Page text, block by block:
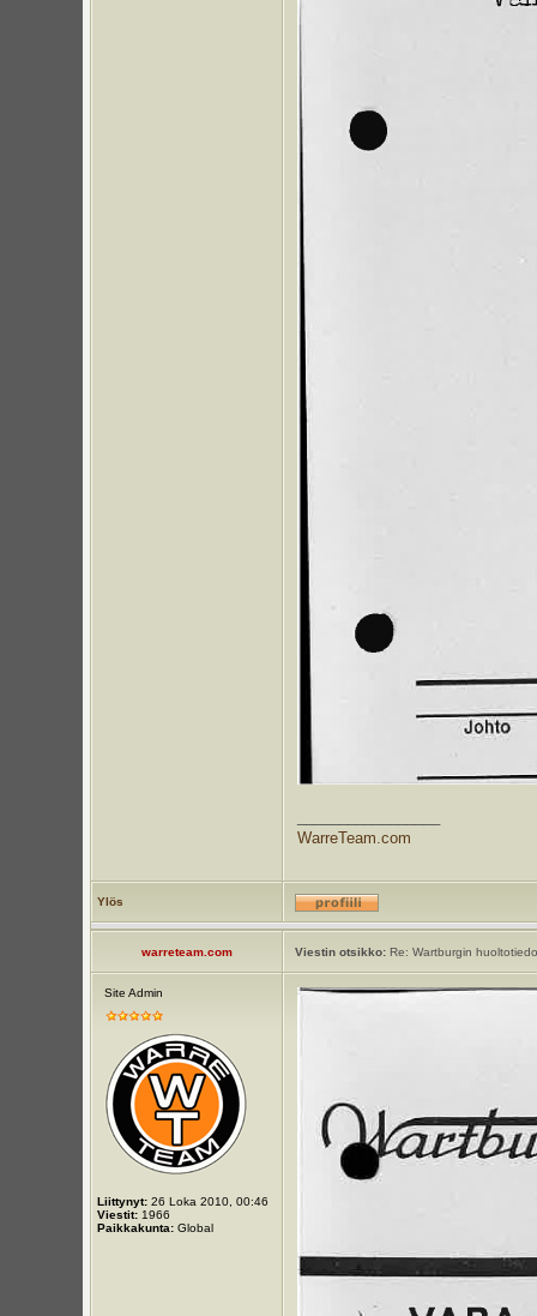
WarreTeam.com
Ylös
warreteam.com Viestin otsikko:Re: Wartburgin
Site Admin
Liittynyt:26 Loka 2010, 00:46
Viestit:1966
Paikkakunta:Global